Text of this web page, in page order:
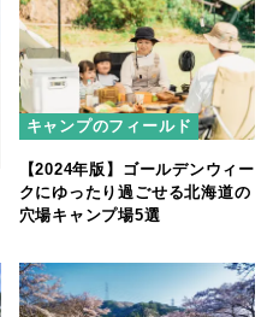
キャンプのフィールド
【2024年版】ゴールデンウィー
クにゆったり過ごせる北海道の
穴場キャンプ場5選